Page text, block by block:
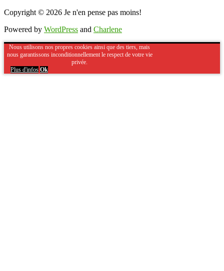
Copyright © 2026 Je n'en pense pas moins!
Powered by WordPress and Charlene
Nous utilisons nos propres cookies ainsi que des tiers, mais
nous garantissons inconditionnellement le respect de votre vie
privée.
Plus d'infos Ok